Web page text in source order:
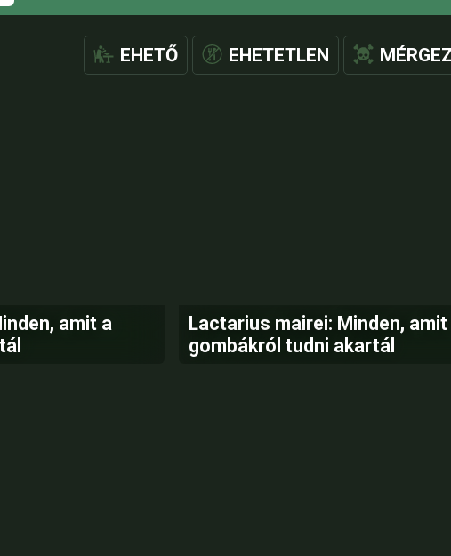
EHETŐ EHETETLEN
amit a
Lactarius mairei: Minden, amit
gombákról tudni akartál